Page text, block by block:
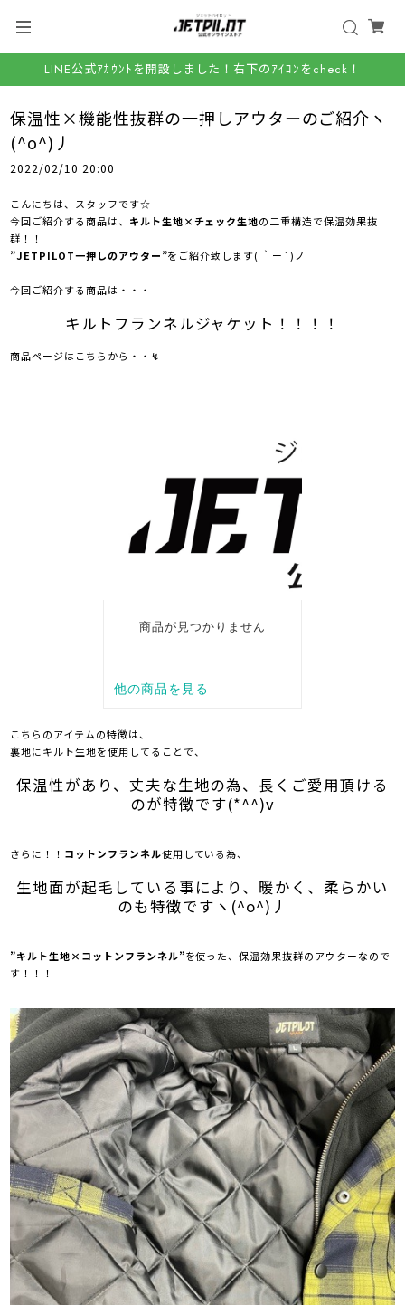
LINE公式ｱｶｳﾝﾄを開設しました！右下のｱｲｺﾝをcheck！
保温性×機能性抜群の一押しアウターのご紹介ヽ
(^o^)丿
2022/02/10 20:00
こんにちは、スタッフです☆
今回ご紹介する商品は、 キルト生地×チェック生地の二重構造で保温効果抜
群！！
”JETPILOT一押しのアウター”をご紹介致します( ｀ー´)ノ
今回ご紹介する商品は・・・
キルトフランネルジャケット！！！！
商品ページはこちらから・・↯
こちらのアイテムの特徴は、
裏地にキルト生地を使用してることで、
保温性があり、丈夫な生地の為、長くご愛用頂ける
のが特徴です(*^^)v
さらに！！ コットンフランネル使用している為、
生地面が起毛している事により、暖かく、柔らかい
のも特徴ですヽ(^o^)丿
”キルト生地×コットンフランネル”を使った、保温効果抜群のアウターなので
す！！！